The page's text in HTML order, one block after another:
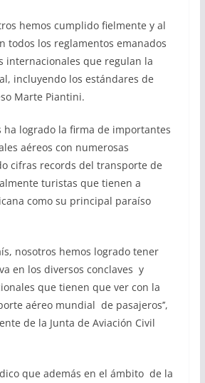
hemos cumplido fielmente y al
todos los reglamentos emanados
internacionales que regulan la
incluyendo los estándares de
Marte Piantini.
ha logrado la firma de importantes
aéreos con numerosas
cifras records del transporte de
turistas que tienen a
como su principal paraíso
nosotros hemos logrado tener
en los diversos conclaves y
que tienen que ver con la
aéreo mundial de pasajeros’’,
de la Junta de Aviación Civil
que además en el ámbito de la